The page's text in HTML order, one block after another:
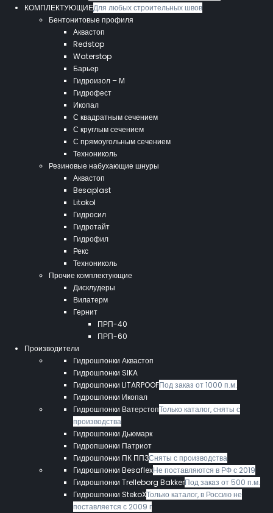
КОМПЛЕКТУЮЩИЕДля любых строительных швов
Бентонитовые профиля
Аквастоп
Redstop
Waterstop
Барьер
Гидроизол – М
Гидрофест
Икопал
С квадратным сечением
С круглым сечением
С прямоугольным сечением
Технониколь
Резиновые набухающие шнуры
Аквастоп
Besaplast
Litokol
Гидросил
Гидротайт
Гидрофил
Рекс
Технониколь
Прочие комплектующие
Дисклудеры
Вилатерм
Гернит
ПРП-40
ПРП-60
Производители
Гидрошпонки Аквастоп
Гидрошпонки SIKA
Гидрошпонки LITARPOOFПод заказ от 1000 п.м.
Гидрошпонки Икопал
Гидрошпонки ВатерстопТолько каталог, сняты с
производства
Гидрошпонки Дьюмарк
Гидропшонки Патриот
Гидрошпонки ПК ППЗСняты с производства
Гидрошпонки BesaflexНе поставляются в РФ с 2019
Гидрошпонки Trelleborg BakkerПод заказ от 500 п.м.
Гидрошпонки StekoXТолько каталог, в Россию не
поставляется с 2009 г